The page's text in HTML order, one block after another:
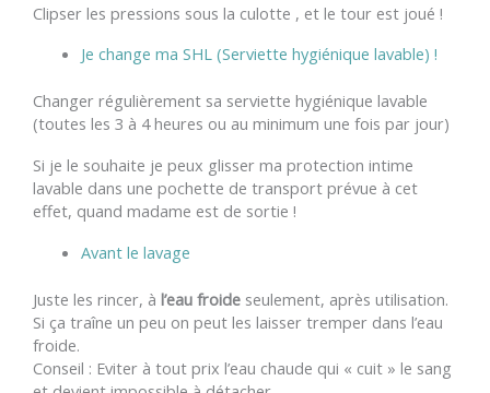
Clipser les pressions sous la culotte , et le tour est joué !
Je change ma SHL (Serviette hygiénique lavable) !
Changer régulièrement sa serviette hygiénique lavable
(toutes les 3 à 4 heures ou au minimum une fois par jour)
Si je le souhaite je peux glisser ma protection intime
lavable dans une pochette de transport prévue à cet
effet, quand madame est de sortie !
Avant le lavage
Juste les rincer, à l’eau froide seulement, après utilisation.
Si ça traîne un peu on peut les laisser tremper dans l’eau
froide.
Conseil : Eviter à tout prix l’eau chaude qui « cuit » le sang